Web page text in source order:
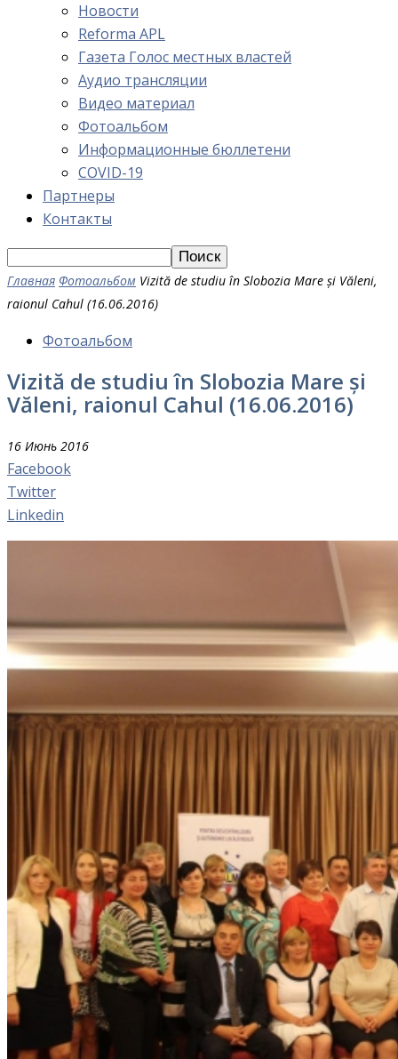
Новости
Reforma APL
Газета Голос местных властей
Аудио трансляции
Видео материал
Фотоальбом
Информационные бюллетени
COVID-19
Партнеры
Контакты
Главная Фотоальбом Vizită de studiu în Slobozia Mare și Văleni,
raionul Cahul (16.06.2016)
Фотоальбом
Vizită de studiu în Slobozia Mare și
Văleni, raionul Cahul (16.06.2016)
16 Июнь 2016
Facebook
Twitter
Linkedin